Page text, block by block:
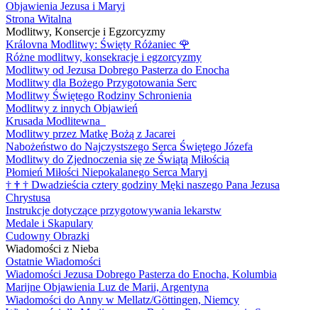
Objawienia Jezusa i Maryi
Strona Witalna
Modlitwy, Konsercje i Egzorcyzmy
Královna Modlitwy: Święty Różaniec 🌹
Różne modlitwy, konsekracje i egzorcyzmy
Modlitwy od Jezusa Dobrego Pasterza do Enocha
Modlitwy dla Bożego Przygotowania Serc
Modlitwy Świętego Rodziny Schronienia
Modlitwy z innych Objawień
Krusada Modlitewna
Modlitwy przez Matkę Bożą z Jacarei
Nabożeństwo do Najczystszego Serca Świętego Józefa
Modlitwy do Zjednoczenia się ze Świątą Miłością
Płomień Miłości Niepokalanego Serca Maryi
† † † Dwadzieścia cztery godziny Męki naszego Pana Jezusa
Chrystusa
Instrukcje dotyczące przygotowywania lekarstw
Medale i Skapulary
Cudowny Obrazki
Wiadomości z Nieba
Ostatnie Wiadomości
Wiadomości Jezusa Dobrego Pasterza do Enocha, Kolumbia
Marijne Objawienia Luz de Marii, Argentyna
Wiadomości do Anny w Mellatz/Göttingen, Niemcy